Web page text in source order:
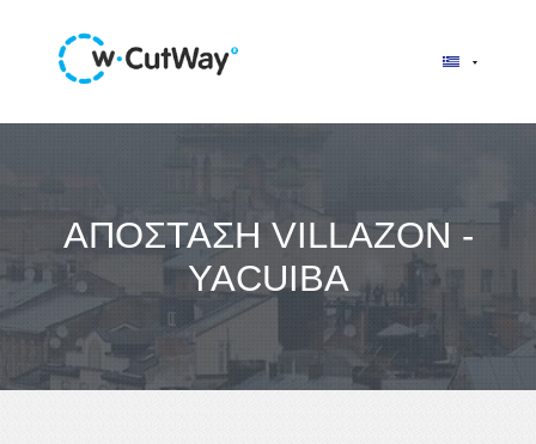
ΑΠΌΣΤΑΣΗ VILLAZON -
YACUIBA